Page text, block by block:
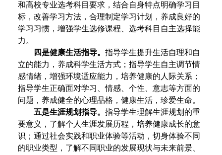
和高校专业选考科目要求，结合自身特点明确学习目
标，改善学习方法，合理制定学习计划，养成良好的
学习习惯，增强学生选修课程、选考科目自主选择能
力。
四是健康生活指导。 指导学生提升生活自理和自
立的能力，养成科学生活方式；指导学生自主调节情
感情绪，增强环境适应能力，培养健康的人际关系；
指导学生正确面对学习、情感、个性、意志等方面的
问题，养成健全的心理品格，健康生活，珍爱生命。
五是生涯规划指导。 指导学生理解生涯规划的重
要意义，了解个人生涯发展历程，培养健康成长的意
识；通过社会实践和职业体验等活动，切身体验不同
的职业类型，了解不同职业的发展现状与未来前景、